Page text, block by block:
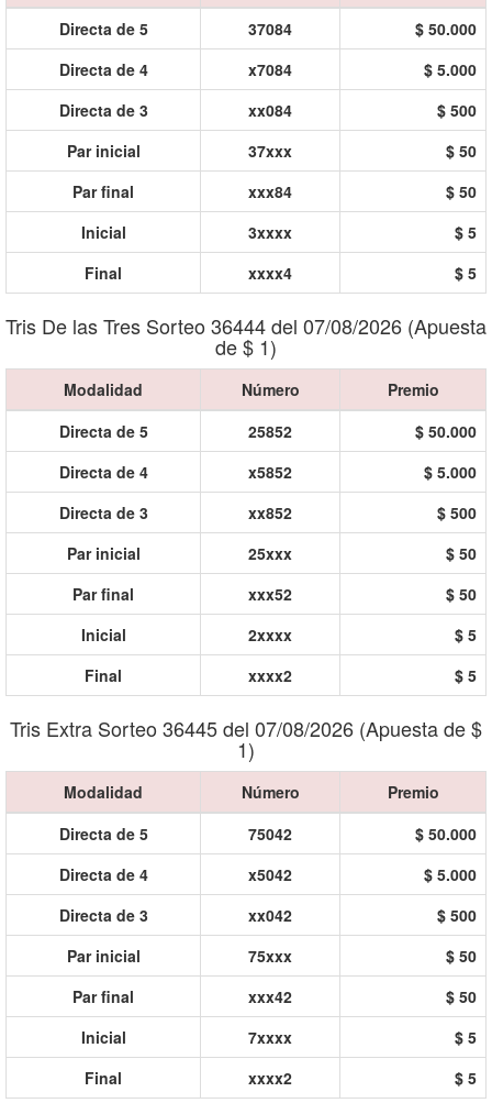
Directa de 5
37084
$ 50.000
Directa de 4
x7084
$ 5.000
Directa de 3
xx084
$ 500
Par inicial
37xxx
$ 50
Par final
xxx84
$ 50
Inicial
3xxxx
$ 5
Final
xxxx4 $ 5
Tris De las Tres Sorteo 36444 del 07/08/2026 (Apuesta
de $ 1)
Modalidad Número
Premio
Directa de 5
25852
$ 50.000
Directa de 4
x5852
$ 5.000
Directa de 3
xx852
$ 500
Par inicial
25xxx
$ 50
Par final
xxx52
$ 50
Inicial
2xxxx
$ 5
Final
xxxx2 $ 5
Tris Extra Sorteo 36445 del 07/08/2026 (Apuesta de $
1)
Modalidad Número
Premio
Directa de 5
75042
$ 50.000
Directa de 4
x5042
$ 5.000
Directa de 3
xx042
$ 500
Par inicial
75xxx
$ 50
Par final
xxx42
$ 50
Inicial
7xxxx
$ 5
Final
xxxx2 $ 5